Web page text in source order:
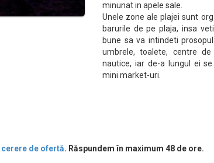
minunat in apele sale.
Unele zone ale plajei sunt
barurile de pe plaja, insa
bune sa va intindeti
umbrele, toalete, centre
nautice, iar de-a lungul ei
mini market-uri.
cerere de ofertă. Răspundem în maximum 48 de ore.